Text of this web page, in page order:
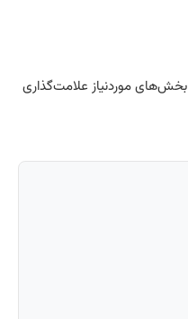
بخش‌های موردنیاز علامت‌گذاری